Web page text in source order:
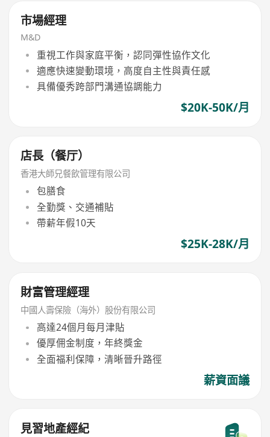
市場經理
M&D
重視工作與家庭平衡，認同彈性協作文化
適應快速變動環境，高度自主性與責任感
具備優秀跨部門溝通協調能力
$20K-50K/月
店長（餐厅）
香港大師兄餐飲管理有限公司
包膳食
全勤獎、交通補貼
帶薪年假10天
$25K-28K/月
財富管理經理
中國人壽保險（海外）股份有限公司
高達24個月每月津貼
優厚佣金制度，年終獎金
全面福利保障，清晰晉升路徑
薪資面議
見習地產經紀